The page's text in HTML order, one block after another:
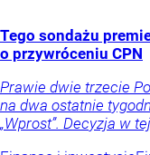
Tego sondażu
o przywróceniu CPN
Prawie dwie trzecie
na dwa ostatnie
„Wprost”. Decyzja w